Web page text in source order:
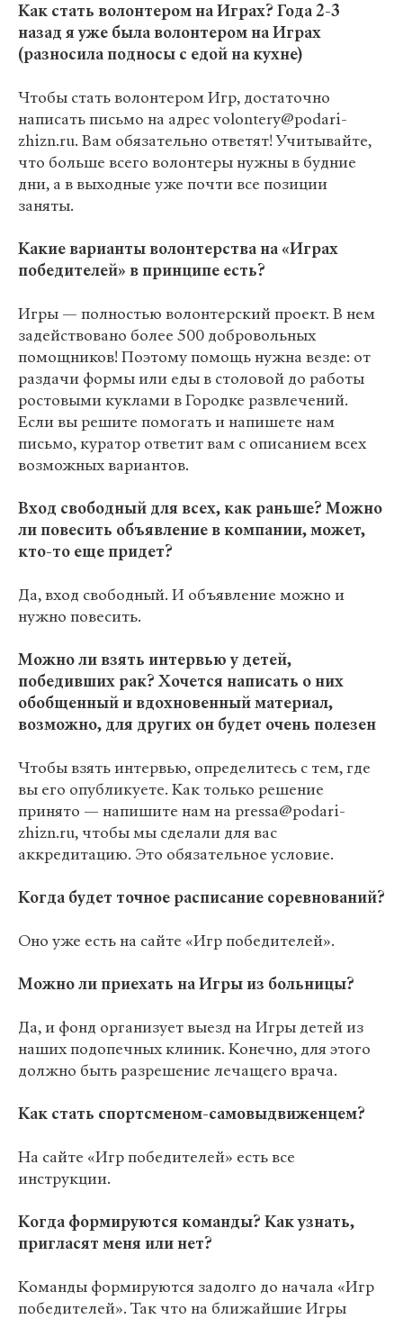
Как стать волонтером на Играх? Года 2-3
назад я уже была волонтером на Играх
(разносила подносы с едой на кухне)
Чтобы стать волонтером Игр, достаточно
написать письмо на адрес volontery@podari-
zhizn.ru. Вам обязательно ответят! Учитывайте,
что больше всего волонтеры нужны в будние
дни, а в выходные уже почти все позиции
заняты.
Какие варианты волонтерства на «Играх
победителей» в принципе есть?
Игры — полностью волонтерский проект. В нем
задействовано более 500 добровольных
помощников! Поэтому помощь нужна везде: от
раздачи формы или еды в столовой до работы
ростовыми куклами в Городке развлечений.
Если вы решите помогать и напишете нам
письмо, куратор ответит вам с описанием всех
возможных вариантов.
Вход свободный для всех, как раньше? Можно
ли повесить объявление в компании, может,
кто-то еще придет?
Да, вход свободный. И объявление можно и
нужно повесить.
Можно ли взять интервью у детей,
победивших рак? Хочется написать о них
обобщенный и вдохновенный материал,
возможно, для других он будет очень полезен
Чтобы взять интервью, определитесь с тем, где
вы его опубликуете. Как только решение
принято — напишите нам на pressa@podari-
zhizn.ru, чтобы мы сделали для вас
аккредитацию. Это обязательное условие.
Когда будет точное расписание соревнований?
Оно уже есть на сайте «Игр победителей».
Можно ли приехать на Игры из больницы?
Да, и фонд организует выезд на Игры детей из
наших подопечных клиник. Конечно, для этого
должно быть разрешение лечащего врача.
Как стать спортсменом-самовыдвиженцем?
На сайте «Игр победителей» есть все
инструкции.
Когда формируются команды? Как узнать,
пригласят меня или нет?
Команды формируются задолго до начала «Игр
победителей». Так что на ближайшие Игры